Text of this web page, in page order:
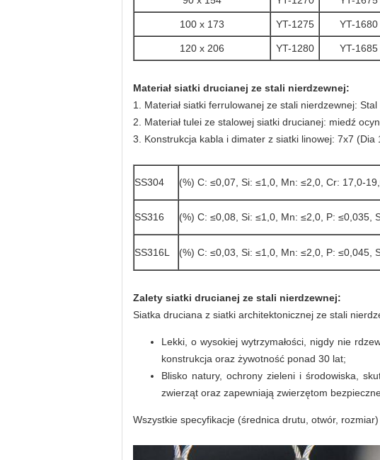
100 x 173 YT-1275 YT-1680
120 x 206 YT-1280 YT-1685
Materiał siatki drucianej ze stali nierdzewnej:
1. Materiał siatki ferrulowanej ze stali nierdzewnej:
2. Materiał tulei ze stalowej siatki drucianej: miedź
3. Konstrukcja kabla i dimater z siatki linowej: 7x7
SS304 (%) C: ≤0,07, Si: ≤1,0, Mn: ≤2,0, Cr: 17,0-
SS316 (%) C: ≤0,08, Si: ≤1,0, Mn: ≤2,0, P: ≤0,035,
SS316L (%) C: ≤0,03, Si: ≤1,0, Mn: ≤2,0, P: ≤0,045,
Zalety siatki drucianej ze stali nierdzewnej:
Siatka druciana z siatki architektonicznej ze stali
Lekki, o wysokiej wytrzymałości, nigdy nie
konstrukcja oraz żywotność ponad 30 lat;
Blisko natury, ochrony zieleni i środowiska,
zwierząt oraz zapewniają zwierzętom
Wszystkie specyfikacje (średnica drutu, otwór,